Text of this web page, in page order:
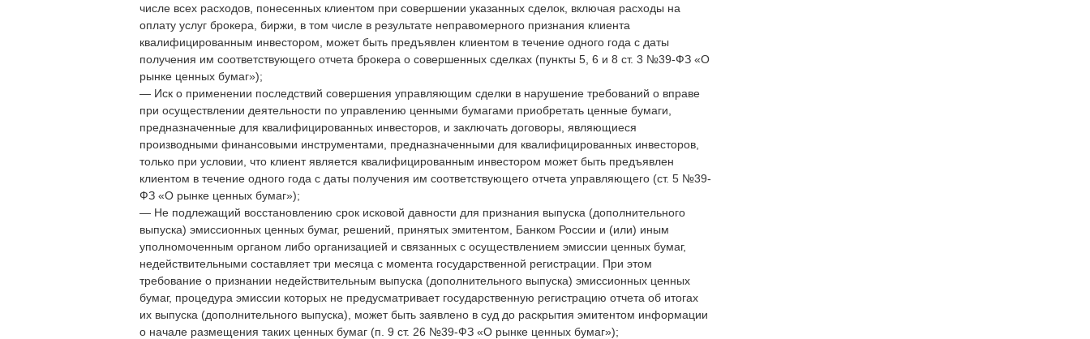
числе всех расходов, понесенных клиентом при совершении указанных сделок, включая расходы на
оплату услуг брокера, биржи, в том числе в результате неправомерного признания клиента
квалифицированным инвестором, может быть предъявлен клиентом в течение одного года с даты
получения им соответствующего отчета брокера о совершенных сделках (пункты 5, 6 и 8 ст. 3 №39-ФЗ «О
рынке ценных бумаг»);
— Иск о применении последствий совершения управляющим сделки в нарушение требований о вправе
при осуществлении деятельности по управлению ценными бумагами приобретать ценные бумаги,
предназначенные для квалифицированных инвесторов, и заключать договоры, являющиеся
производными финансовыми инструментами, предназначенными для квалифицированных инвесторов,
только при условии, что клиент является квалифицированным инвестором может быть предъявлен
клиентом в течение одного года с даты получения им соответствующего отчета управляющего (ст. 5 №39-
ФЗ «О рынке ценных бумаг»);
— Не подлежащий восстановлению срок исковой давности для признания выпуска (дополнительного
выпуска) эмиссионных ценных бумаг, решений, принятых эмитентом, Банком России и (или) иным
уполномоченным органом либо организацией и связанных с осуществлением эмиссии ценных бумаг,
недействительными составляет три месяца с момента государственной регистрации. При этом
требование о признании недействительным выпуска (дополнительного выпуска) эмиссионных ценных
бумаг, процедура эмиссии которых не предусматривает государственную регистрацию отчета об итогах
их выпуска (дополнительного выпуска), может быть заявлено в суд до раскрытия эмитентом информации
о начале размещения таких ценных бумаг (п. 9 ст. 26 №39-ФЗ «О рынке ценных бумаг»);